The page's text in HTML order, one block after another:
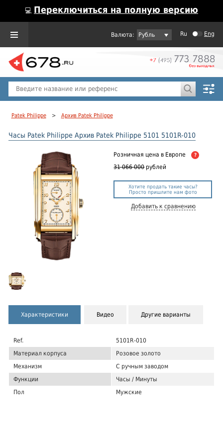
💻 Переключиться на полную версию
Рубль Ru Eng
Patek Philippe > Архив Patek Philippe
Часы Patek Philippe Архив Patek Philippe 5101 5101R-010
Розничная цена в Европе ?
31 066 000 рублей
Хотите продать такие часы?
Просто пришлите нам фото
Добавить к сравнению
Характеристики Видео Другие варианты
Ref.
5101R-010
Материал корпуса
Розовое золото
Механизм
С ручным заводом
Функции
Часы / Минуты
Пол
Мужские